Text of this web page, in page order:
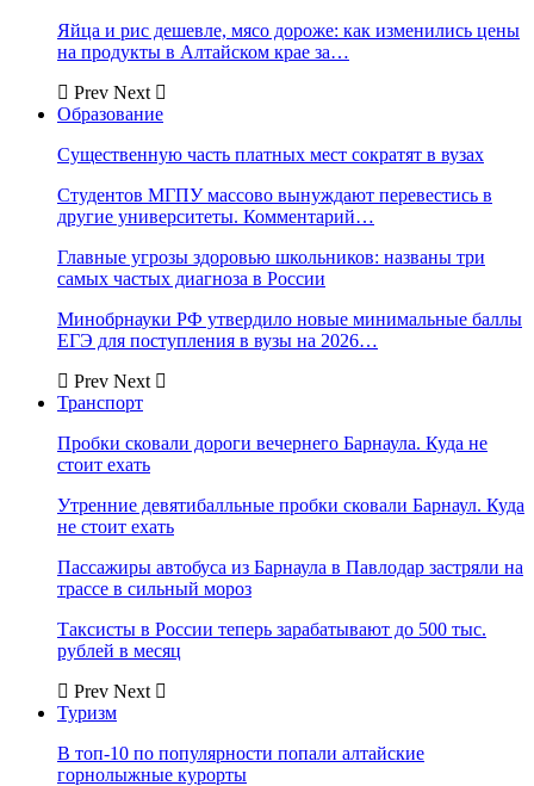
Яйца и рис дешевле, мясо дороже: как изменились цены
на продукты в Алтайском крае за…
Prev Next
Образование
Существенную часть платных мест сократят в вузах
Студентов МГПУ массово вынуждают перевестись в
другие университеты. Комментарий…
Главные угрозы здоровью школьников: названы три
самых частых диагноза в России
Минобрнауки РФ утвердило новые минимальные баллы
ЕГЭ для поступления в вузы на 2026…
Prev Next
Транспорт
Пробки сковали дороги вечернего Барнаула. Куда не
стоит ехать
Утренние девятибалльные пробки сковали Барнаул. Куда
не стоит ехать
Пассажиры автобуса из Барнаула в Павлодар застряли на
трассе в сильный мороз
Таксисты в России теперь зарабатывают до 500 тыс.
рублей в месяц
Prev Next
Туризм
В топ-10 по популярности попали алтайские
горнолыжные курорты